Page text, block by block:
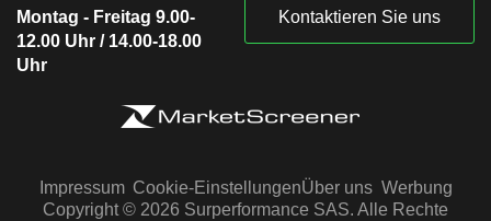
Montag - Freitag 9.00-
12.00 Uhr / 14.00-18.00
Uhr
Kontaktieren Sie uns
Impressum Cookie-EinstellungenÜber uns Werbung
Copyright © 2026 Surperformance SAS. Alle Rechte